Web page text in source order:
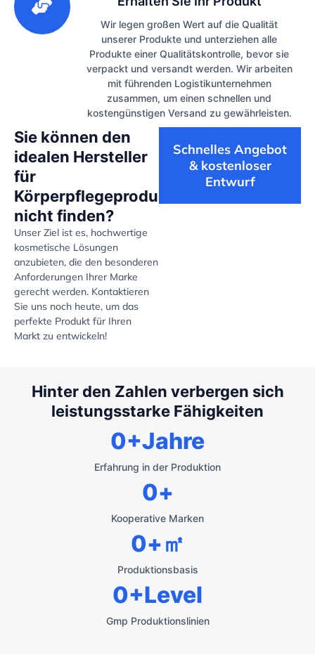
Wir legen großen Wert auf die Qualität
unserer Produkte und unterziehen alle
Produkte einer Qualitätskontrolle, bevor sie
verpackt und versandt werden. Wir arbeiten
mit führenden Logistikunternehmen
zusammen, um einen schnellen und
kostengünstigen Versand zu gewährleisten.
Sie können den
idealen Hersteller
für
Körperpflegeprodukte
nicht finden?
Unser Ziel ist es, hochwertige
kosmetische Lösungen
anzubieten, die den besonderen
Anforderungen Ihrer Marke
gerecht werden. Kontaktieren
Sie uns noch heute, um das
perfekte Produkt für Ihren
Markt zu entwickeln!
Schnelles Angebot
& kostenloser
Entwurf
Hinter den Zahlen verbergen sich
leistungsstarke Fähigkeiten
Erfahrung in der Produktion
0+Jahre
Kooperative Marken
0+
Produktionsbasis
0+㎡
Gmp Produktionslinien
0+Level